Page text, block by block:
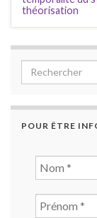
théorisation
Search for:
POUR ÊTRE